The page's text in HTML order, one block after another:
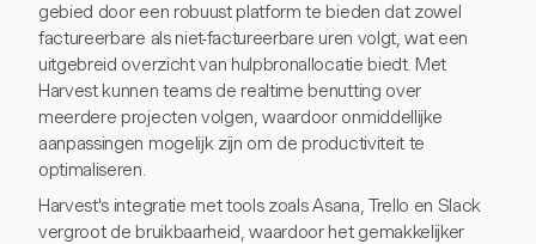
gebied door een robuust platform te bieden dat zowel
factureerbare als niet-factureerbare uren volgt, wat een
uitgebreid overzicht van hulpbronallocatie biedt. Met
Harvest kunnen teams de realtime benutting over
meerdere projecten volgen, waardoor onmiddellijke
aanpassingen mogelijk zijn om de productiviteit te
optimaliseren.
Harvest's integratie met tools zoals Asana, Trello en Slack
vergroot de bruikbaarheid, waardoor het gemakkelijker